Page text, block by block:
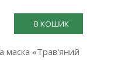
В КОШИК